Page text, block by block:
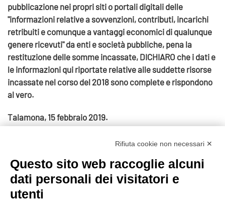
pubblicazione nei propri siti o portali digitali delle
"informazioni relative a sovvenzioni, contributi, incarichi
retribuiti e comunque a vantaggi economici di qualunque
genere ricevuti" da enti e società pubbliche, pena la
restituzione delle somme incassate, DICHIARO che i dati e
le informazioni qui riportate relative alle suddette risorse
incassate nel corso del 2018 sono complete e rispondono
al vero.
Talamona, 15 febbraio 2019.
Prec
Rifiuta cookie non necessari ✕
Questo sito web raccoglie alcuni
dati personali dei visitatori e
utenti